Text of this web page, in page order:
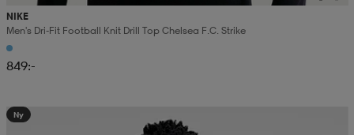
NIKE
Men's Dri-Fit Football Knit Drill Top Chelsea F.c. Strike
849:-
Ny